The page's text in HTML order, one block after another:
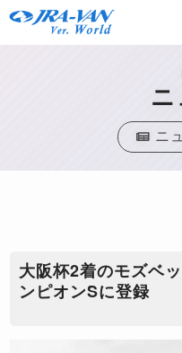
ニ
大阪杯2着のモズベ
ンピオンSに登録